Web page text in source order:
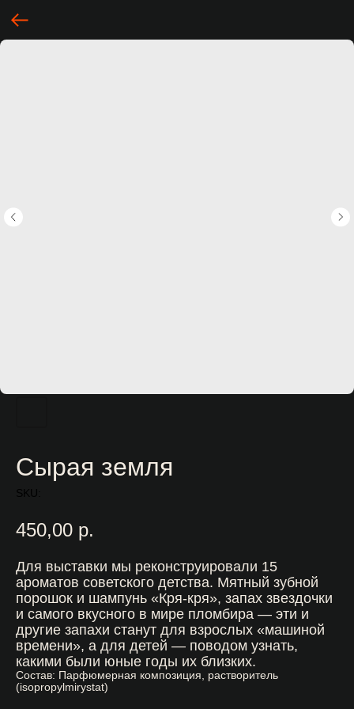
Сырая земля
SKU:
450,00 р.
Для выставки мы реконструировали 15
ароматов советского детства. Мятный зубной
порошок и шампунь «Кря-кря», запах звездочки
и самого вкусного в мире пломбира — эти и
другие запахи станут для взрослых «машиной
времени», а для детей — поводом узнать,
какими были юные годы их близких.
Состав: Парфюмерная композиция, растворитель
(isopropylmirystat)